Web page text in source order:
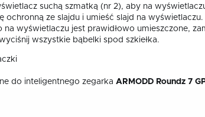
suchą szmatką (nr 2), aby na
ochronną ze slajdu i umieść slajd na wyświetlaczu.
na wyświetlaczu jest prawidłowo umieszczone,
wszystkie bąbelki spod szkiełka.
do inteligentnego zegarka ARMODD Roundz 7